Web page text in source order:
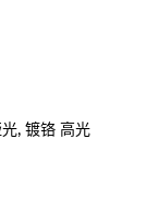
, 镀铬 高光